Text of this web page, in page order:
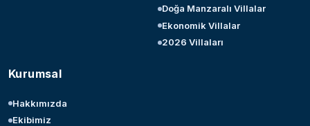
Doğa Manzaralı Villalar
Ekonomik Villalar
2026 Villaları
Kurumsal
Hakkımızda
Ekibimiz